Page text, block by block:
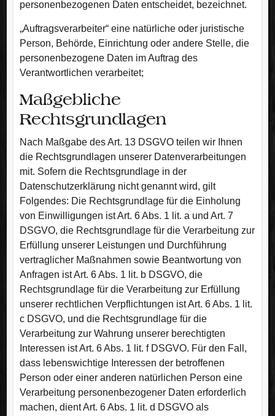
personenbezogenen Daten entscheidet, bezeichnet.
„Auftragsverarbeiter“ eine natürliche oder juristische
Person, Behörde, Einrichtung oder andere Stelle, die
personenbezogene Daten im Auftrag des
Verantwortlichen verarbeitet;
Maßgebliche
Rechtsgrundlagen
Nach Maßgabe des Art. 13 DSGVO teilen wir Ihnen
die Rechtsgrundlagen unserer Datenverarbeitungen
mit. Sofern die Rechtsgrundlage in der
Datenschutzerklärung nicht genannt wird, gilt
Folgendes: Die Rechtsgrundlage für die Einholung
von Einwilligungen ist Art. 6 Abs. 1 lit. a und Art. 7
DSGVO, die Rechtsgrundlage für die Verarbeitung zur
Erfüllung unserer Leistungen und Durchführung
vertraglicher Maßnahmen sowie Beantwortung von
Anfragen ist Art. 6 Abs. 1 lit. b DSGVO, die
Rechtsgrundlage für die Verarbeitung zur Erfüllung
unserer rechtlichen Verpflichtungen ist Art. 6 Abs. 1 lit.
c DSGVO, und die Rechtsgrundlage für die
Verarbeitung zur Wahrung unserer berechtigten
Interessen ist Art. 6 Abs. 1 lit. f DSGVO. Für den Fall,
dass lebenswichtige Interessen der betroffenen
Person oder einer anderen natürlichen Person eine
Verarbeitung personenbezogener Daten erforderlich
machen, dient Art. 6 Abs. 1 lit. d DSGVO als